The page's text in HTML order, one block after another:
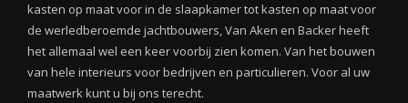
kasten op maat voor in de slaapkamer tot kasten op maat voor
de werledberoemde jachtbouwers, Van Aken en Backer heeft
het allemaal wel een keer voorbij zien komen. Van het bouwen
van hele interieurs voor bedrijven en particulieren. Voor al uw
maatwerk kunt u bij ons terecht.